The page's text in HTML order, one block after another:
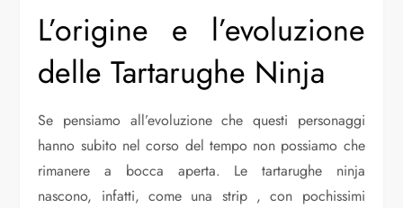
L’origine e l’evoluzione
delle Tartarughe Ninja
Se pensiamo all’evoluzione che questi personaggi
hanno subito nel corso del tempo non possiamo che
rimanere a bocca aperta. Le tartarughe ninja
nascono, infatti, come una strip , con pochissimi